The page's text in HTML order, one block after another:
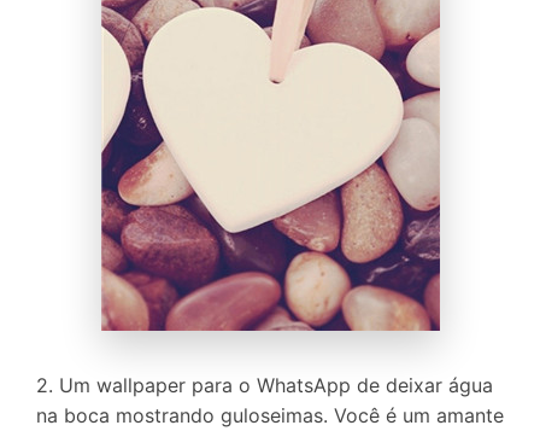
2. Um wallpaper para o WhatsApp de deixar água
na boca mostrando guloseimas. Você é um amante